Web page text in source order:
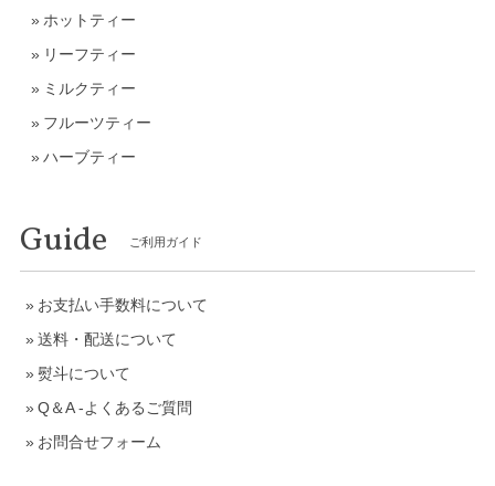
ホットティー
リーフティー
ミルクティー
フルーツティー
ハーブティー
Guide ご利用ガイド
お支払い手数料について
送料・配送について
熨斗について
Q＆A -よくあるご質問
お問合せフォーム